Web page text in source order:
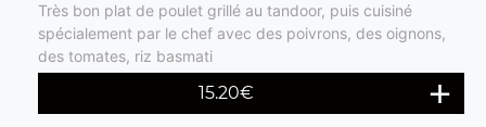
Très bon plat de poulet grillé au tandoor, puis cuisiné
spécialement par le chef avec des poivrons, des oignons,
des tomates, riz basmati
15.20€